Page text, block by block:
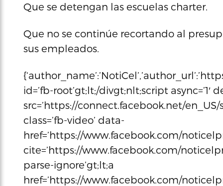
Que se detengan las escuelas charter.
Que no se continúe recortando al
sus empleados.
id=’fb-root’gt;lt;/divgt;nlt;script async=’1′
src=’https://connect.facebook.net/
class=’fb-video’ data-
href=’https://www.facebook.com/
cite=’https://www.facebook.com/
parse-ignore’gt;lt;a
href=’https://www.facebook.com/